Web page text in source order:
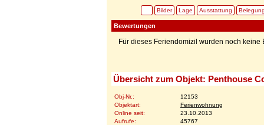
Bilder Lage Ausstattung
Bewertungen
Für dieses Feriendomizil wurden noch
Übersicht zum Objekt: Penthouse
Obj-Nr.:
12153
Objektart:
Ferienwohnung
Online seit:
23.10.2013
Aufrufe:
45767